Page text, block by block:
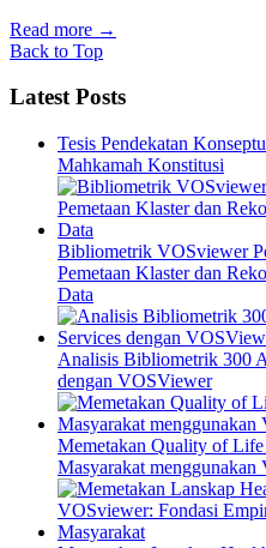
Read more →
Back to Top
Latest Posts
Tesis Pendekatan
Mahkamah Konstitusi
Bibliometrik VOSviewer
Pemetaan Klaster dan
Data
Analisis Bibliometrik 300
dengan VOSViewer
Memetakan Quality of Life
Masyarakat